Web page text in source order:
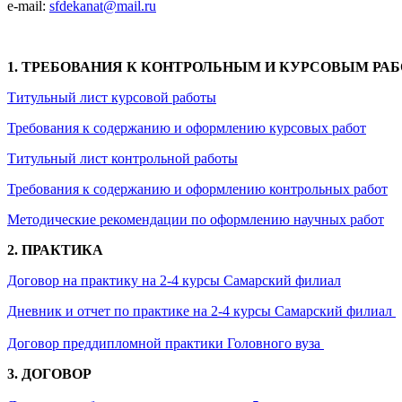
e-mail: sfdekanat@mail.ru
1. ТРЕБОВАНИЯ К КОНТРОЛЬНЫМ И КУРСОВЫМ
Титульный лист курсовой работы
Требования к содержанию и оформлению курсовых работ
Титульный лист контрольной работы
Требования к содержанию и оформлению контрольных работ
Методические рекомендации по оформлению научных работ
2. ПРАКТИКА
Договор на практику на 2-4 курсы Самарский филиал
Дневник и отчет по практике на 2-4 курсы Самарский филиал
Договор преддипломной практики Головного вуза
3. ДОГОВОР